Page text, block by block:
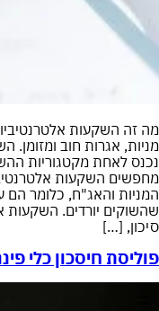
מה זה השקעות
מניות, אגרות חוב ומזומן.
נכנס לאחת מקטגוריות
מחפשים השקעות
המניות והאג"ח, כלומר
שהשוקים יורדים. השקעות
סיכון, […]
פוליסת חיסכון כלי